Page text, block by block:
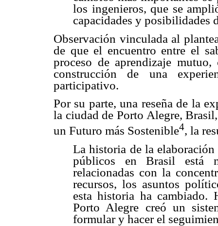
los ingenieros, que se
capacidades y posibilidades
Observación vinculada al
de que el encuentro entre el
proceso de aprendizaje
construcción de una
participativo.
Por su parte, una reseña de la
la ciudad de Porto Alegre,
un Futuro más Sostenible4, la
La historia de la
públicos en Brasil está
relacionadas con la
recursos, los asuntos
esta historia ha cambiado.
Porto Alegre creó un
formular y hacer el